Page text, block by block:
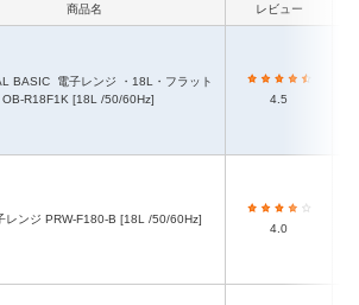
商品名 レビュー
BASIC
OB-R18F1K [18L /50/60Hz]
4.5
レンジ PRW-F180-B [18L /50/60Hz]
4.0